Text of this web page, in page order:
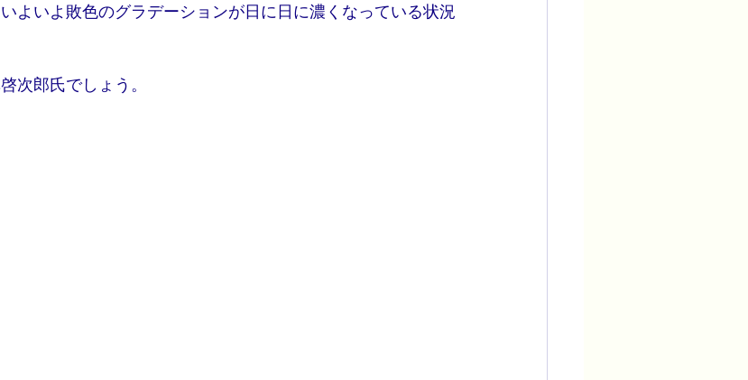
よいよ敗色のグラデーションが日に日に濃くなっている状況
次郎氏でしょう。